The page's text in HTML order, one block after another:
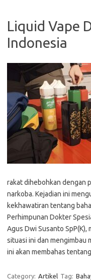
Liquid Vape
Indonesia
rakat dihebohkan dengan
narkoba. Kejadian ini
kekhawatiran tentang
Perhimpunan Dokter
Agus Dwi Susanto
situasi ini dan mengimbau
ini akan membahas
Category: Artikel Tag: